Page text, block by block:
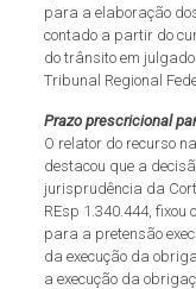
para a elaboração
contado a partir do
do trânsito em
Tribunal Regional
Prazo prescricional
O relator do recurso
destacou que a
jurisprudência da
REsp 1.340.444, fixou
para a pretensão
da execução da
a execução da